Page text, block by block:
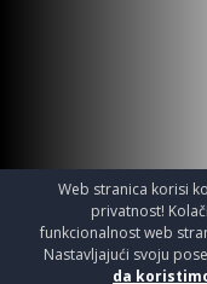
Web stranica korisi
privatnost!
funkcionalnost web
Nastavljajući svoju
da